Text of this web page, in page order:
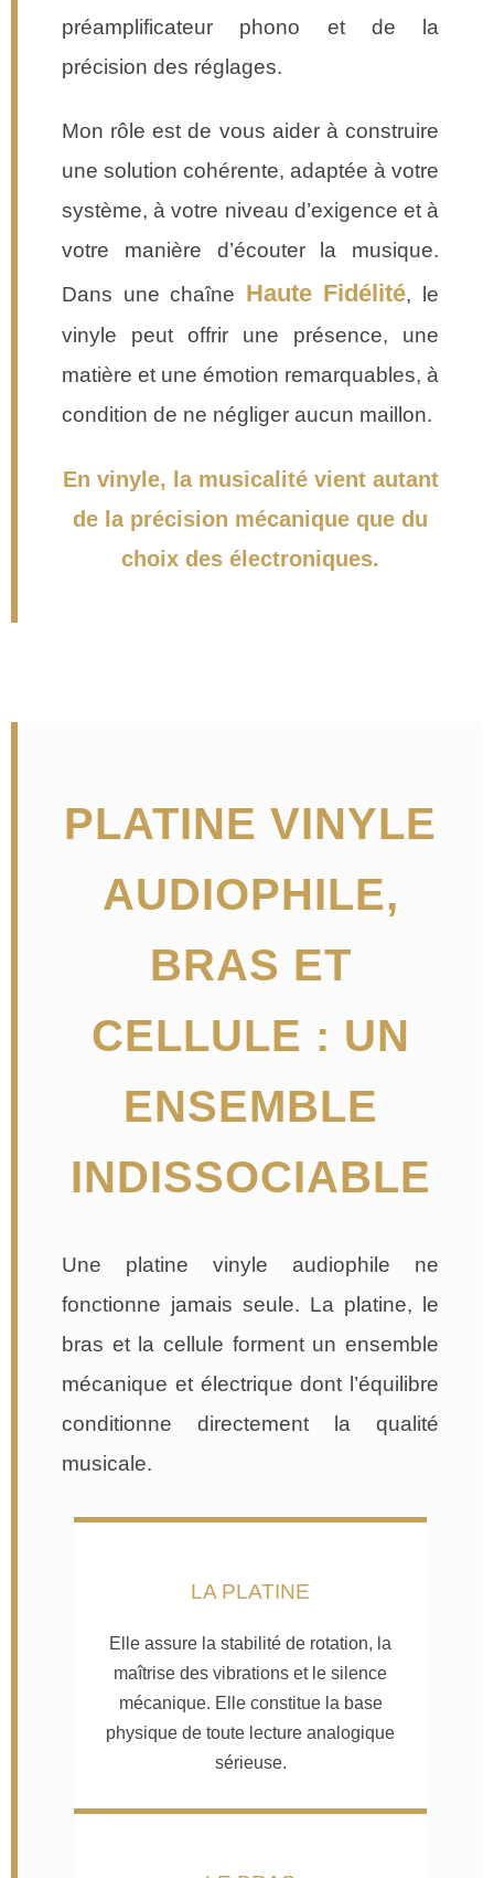
préamplificateur phono et de la
précision des réglages.
Mon rôle est de vous aider à construire
une solution cohérente, adaptée à votre
système, à votre niveau d’exigence et à
votre manière d’écouter la musique.
Dans une chaîne Haute Fidélité, le
vinyle peut offrir une présence, une
matière et une émotion remarquables, à
condition de ne négliger aucun maillon.
En vinyle, la musicalité vient autant
de la précision mécanique que du
choix des électroniques.
PLATINE VINYLE
AUDIOPHILE,
BRAS ET
CELLULE : UN
ENSEMBLE
INDISSOCIABLE
Une platine vinyle audiophile ne
fonctionne jamais seule. La platine, le
bras et la cellule forment un ensemble
mécanique et électrique dont l’équilibre
conditionne directement la qualité
musicale.
LA PLATINE
Elle assure la stabilité de rotation, la
maîtrise des vibrations et le silence
mécanique. Elle constitue la base
physique de toute lecture analogique
sérieuse.